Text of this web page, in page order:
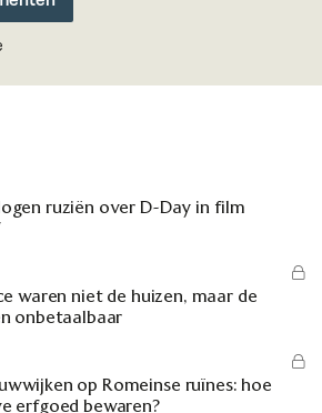
ruziën over D-Day in film
waren niet de huizen, maar de
onbetaalbaar
op Romeinse ruïnes: hoe
erfgoed bewaren?